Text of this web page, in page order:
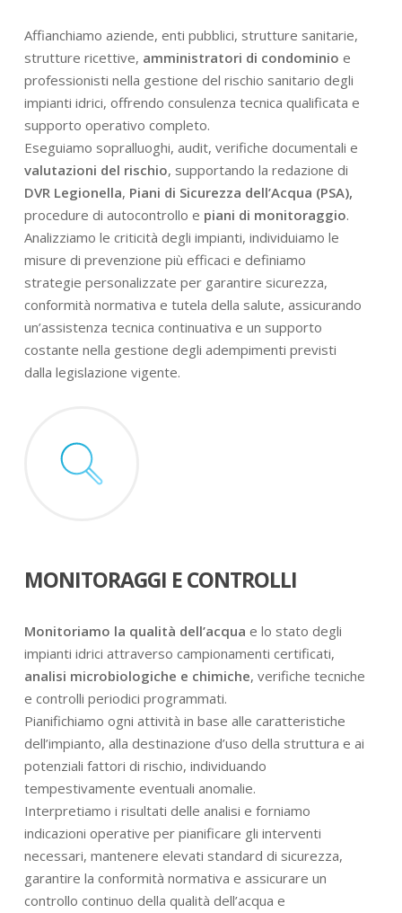
Affianchiamo aziende, enti pubblici, strutture sanitarie,
strutture ricettive, amministratori di condominio e
professionisti nella gestione del rischio sanitario degli
impianti idrici, offrendo consulenza tecnica qualificata e
supporto operativo completo.
Eseguiamo sopralluoghi, audit, verifiche documentali e
valutazioni del rischio, supportando la redazione di
DVR Legionella, Piani di Sicurezza dell’Acqua (PSA),
procedure di autocontrollo e piani di monitoraggio.
Analizziamo le criticità degli impianti, individuiamo le
misure di prevenzione più efficaci e definiamo
strategie personalizzate per garantire sicurezza,
conformità normativa e tutela della salute, assicurando
un’assistenza tecnica continuativa e un supporto
costante nella gestione degli adempimenti previsti
dalla legislazione vigente.
MONITORAGGI E CONTROLLI
Monitoriamo la qualità dell’acqua e lo stato degli
impianti idrici attraverso campionamenti certificati,
analisi microbiologiche e chimiche, verifiche tecniche
e controlli periodici programmati.
Pianifichiamo ogni attività in base alle caratteristiche
dell’impianto, alla destinazione d’uso della struttura e ai
potenziali fattori di rischio, individuando
tempestivamente eventuali anomalie.
Interpretiamo i risultati delle analisi e forniamo
indicazioni operative per pianificare gli interventi
necessari, mantenere elevati standard di sicurezza,
garantire la conformità normativa e assicurare un
controllo continuo della qualità dell’acqua e